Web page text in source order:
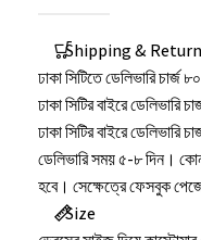
Shipping &
ঢাকা সিটিতে ডেলিভারি চার্জ
ঢাকা সিটির বাইরে ডেলিভারি
ঢাকা সিটির বাইরে ডেলিভারি
ডেলিভারি সময় ৫-৮ দিন।
হবে। সেক্ষেত্রে ফেসবুক পেজে
Size